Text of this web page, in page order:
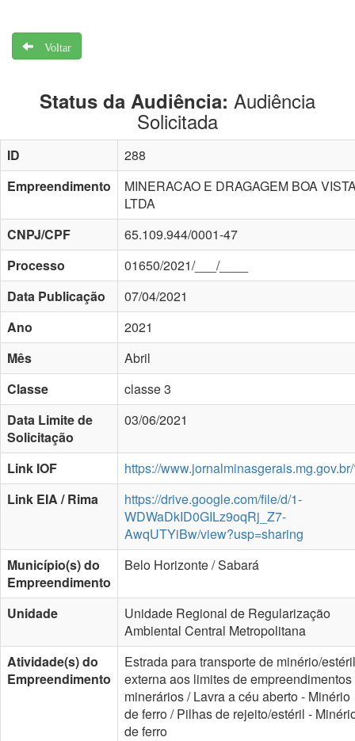
Voltar
Status da Audiência: Audiência
Solicitada
ID
288
Empreendimento
MINERACAO E DRAGAGEM BOA
LTDA
CNPJ/CPF
65.109.944/0001-47
Processo
01650/2021/___/____
Data Publicação
07/04/2021
Ano
2021
Mês
Abril
Classe
classe 3
Data Limite de
Solicitação
03/06/2021
Link IOF
https://
Link EIA / Rima
https://drive.google.com/file/d/1-
WDWaDkID0GILz9oqRj_Z7-
AwqUTYiBw/view?usp=sharing
Município(s) do
Empreendimento
Belo Horizonte / Sabará
Unidade
Unidade Regional de Regularização
Ambiental Central Metropolitana
Atividade(s) do
Empreendimento
Estrada para transporte de minério/estéril
externa aos limites de empreendimentos
minerários / Lavra a céu aberto - Minério
de ferro / Pilhas de rejeito/estéril -
de ferro